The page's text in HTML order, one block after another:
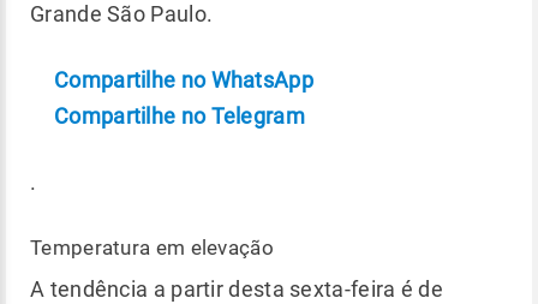
Grande São Paulo.
Compartilhe no WhatsApp
Compartilhe no Telegram
.
Temperatura em elevação
A tendência a partir desta sexta-feira é de